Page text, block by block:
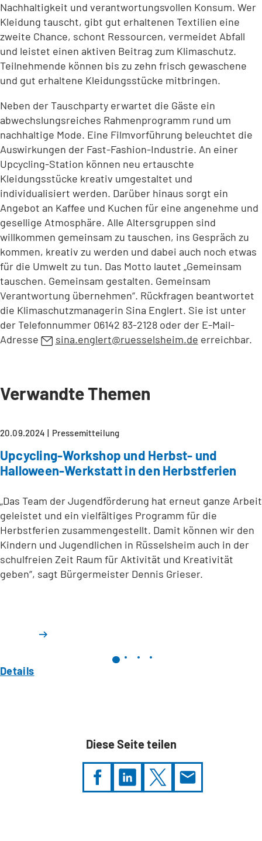
Nachhaltigkeit und verantwortungsvollen Konsum. Wer
Kleidung tauscht, gibt gut erhaltenen Textilien eine
zweite Chance, schont Ressourcen, vermeidet Abfall
und leistet einen aktiven Beitrag zum Klimaschutz.
Teilnehmende können bis zu zehn frisch gewaschene
und gut erhaltene Kleidungsstücke mitbringen.
Neben der Tauschparty erwartet die Gäste ein
abwechslungsreiches Rahmenprogramm rund um
nachhaltige Mode. Eine Filmvorführung beleuchtet die
Auswirkungen der Fast-Fashion-Industrie. An einer
Upcycling-Station können neu ertauschte
Kleidungsstücke kreativ umgestaltet und
individualisiert werden. Darüber hinaus sorgt ein
Angebot an Kaffee und Kuchen für eine angenehme und
gesellige Atmosphäre. Alle Altersgruppen sind
willkommen gemeinsam zu tauschen, ins Gespräch zu
kommen, kreativ zu werden und dabei auch noch etwas
für die Umwelt zu tun. Das Motto lautet „Gemeinsam
tauschen. Gemeinsam gestalten. Gemeinsam
Verantwortung übernehmen“. Rückfragen beantwortet
die Klimaschutzmanagerin Sina Englert. Sie ist unter
der Telefonnummer 06142 83-2128 oder der E-Mail-
Adresse
sina.englert ruesselsheim de erreichbar.
Verwandte Themen
20.09.2024 Pressemitteilung
Upcycling-Workshop und Herbst- und
Halloween-Werkstatt in den Herbstferien
„Das Team der Jugendförderung hat erneut ganze Arbeit
geleistet und ein vielfältiges Programm für die
Herbstferien zusammengestellt. Damit können wir den
Kindern und Jugendlichen in Rüsselsheim auch in der
schulfreien Zeit Raum für Aktivität und Kreativität
geben“, sagt Bürgermeister Dennis Grieser.
Details
Diese Seite teilen